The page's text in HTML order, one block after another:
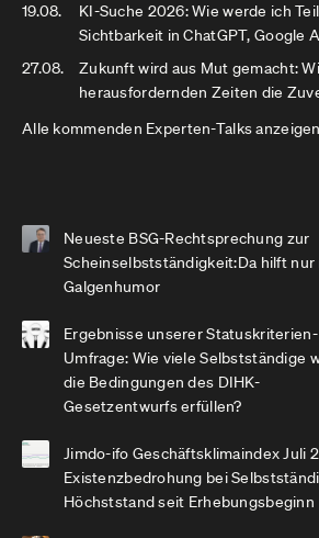
19.08.
KI-Suche 2026: Wie werde ich
Sichtbarkeit in ChatGPT, Google
27.08.
Zukunft wird aus Mut gemacht:
herausfordernden Zeiten die
Alle kommenden Experten-Talks anzeigen
Neueste BSG-Rechtsprechung zur
Scheinselbstständigkeit:Da hilft nur
Galgenhumor
Ergebnisse unserer Statuskriterien-
Umfrage: Wie viele Selbstständige
die Bedingungen des DIHK-
Gesetzentwurfs erfüllen?
Jimdo-ifo Geschäftsklimaindex Juli
Existenzbedrohung bei
Höchststand seit Erhebungsbeginn